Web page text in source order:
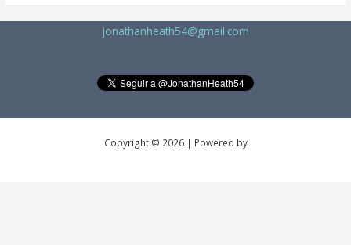
jonathanheath54@gmail.com
Copyright © 2026 | Powered by